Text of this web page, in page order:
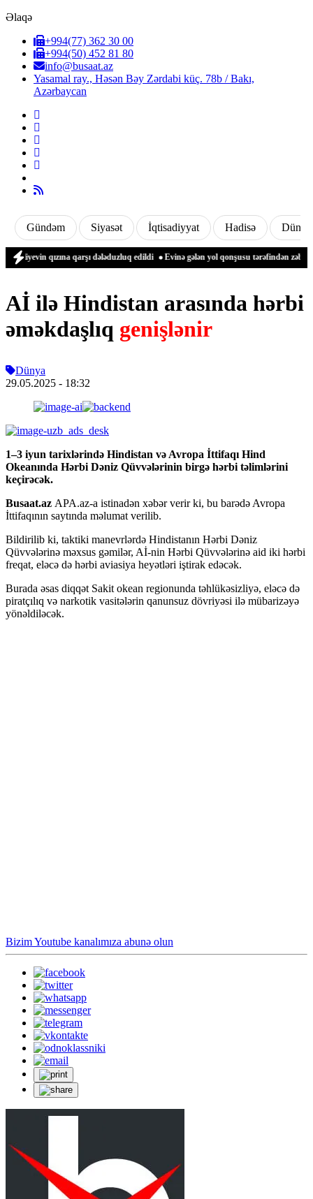
Əlaqə
+994(77) 362 30 00
+994(50) 452 81 80
info@busaat.az
Yasamal ray., Həsən Bəy Zərdabi küç. 78b / Bakı,
Azərbaycan
Gündəm Siyasət İqtisadiyyat Hadisə Dünya
qızına qarşı dələduzluq edildi Evinə gələn yol qonşusu tərəfindən zəbt edilən
Aİ ilə Hindistan arasında hərbi
əməkdaşlıq genişlənir
Dünya
29.05.2025 - 18:32
1–3 iyun tarixlərində Hindistan və Avropa İttifaqı Hind
Okeanında Hərbi Dəniz Qüvvələrinin birgə hərbi təlimlərini
keçirəcək.
Busaat.az APA.az-a istinadən xəbər verir ki, bu barədə Avropa
İttifaqının saytında məlumat verilib.
Bildirilib ki, taktiki manevrlərdə Hindistanın Hərbi Dəniz
Qüvvələrinə məxsus gəmilər, Aİ-nin Hərbi Qüvvələrinə aid iki hərbi
freqat, eləcə də hərbi aviasiya heyətləri iştirak edəcək.
Burada əsas diqqət Sakit okean regionunda təhlükəsizliyə, eləcə də
piratçılıq və narkotik vasitələrin qanunsuz dövriyəsi ilə mübarizəyə
yönəldiləcək.
Bizim Youtube kanalımıza abunə olun